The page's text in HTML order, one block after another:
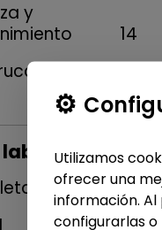
y
14
y Oficios
1
27
Utilizamos
ofrecer una
información.
configurarlas o